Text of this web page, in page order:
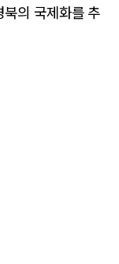
북의 국제화를 추